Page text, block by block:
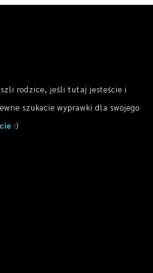
rodzice, jeśli tutaj jesteście i
szukacie wyprawki dla swojego
:)